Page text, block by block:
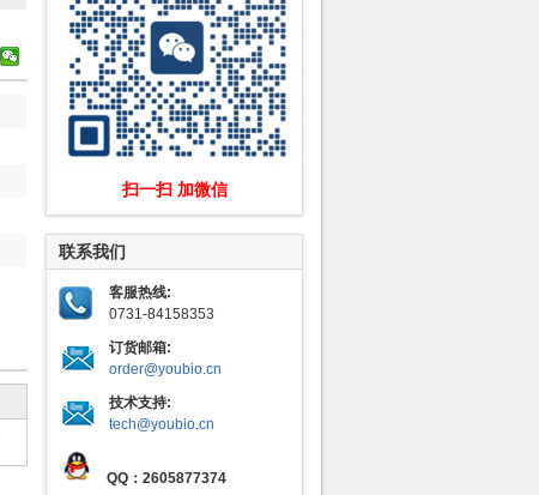
扫一扫 加微信
联系我们
客服热线:
0731-84158353
订货邮箱:
order@youbio.cn
技术支持:
tech@youbio.cn
QQ：2605877374